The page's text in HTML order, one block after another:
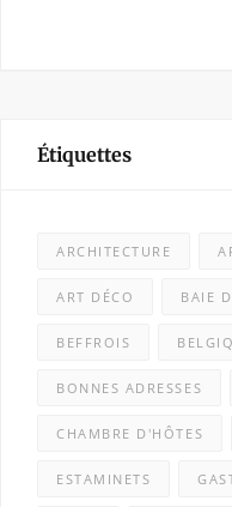
Étiquettes
ARCHITECTURE
ART DÉCO BAIE
BEFFROIS
BONNES ADRESSES
CHAMBRE D'HÔTES
ESTAMINETS